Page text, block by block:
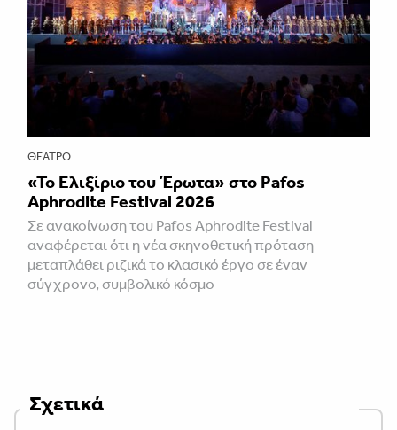
ΘΈΑΤΡΟ
«Το Ελιξίριο του Έρωτα» στο Pafos
Aphrodite Festival 2026
Σε ανακοίνωση του Pafos Aphrodite Festival
αναφέρεται ότι η νέα σκηνοθετική πρόταση
μεταπλάθει ριζικά το κλασικό έργο σε έναν
σύγχρονο, συμβολικό κόσμο
Σχετικά